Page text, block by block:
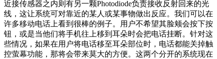
近接传感器之内则有另一颗Photodiode负责接收反射回来的光
线，这让系统可对靠近的某人或某事物做出反应。我们可以在
许多移动电话上看到很棒的例子。用户不希望其脸颊会按下按
钮，或是当他们将手机往上移到耳朵时会把电话挂断。针对这
些情况，如果在用户将电话移至耳朵部位时，电话都能关掉触
控萤幕功能，那将会带来莫大的方便。这两个分开的系统现在